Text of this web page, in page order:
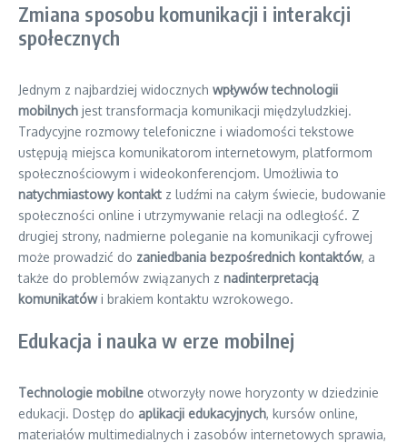
Zmiana sposobu komunikacji i interakcji
społecznych
Jednym z najbardziej widocznych wpływów technologii
mobilnych jest transformacja komunikacji międzyludzkiej.
Tradycyjne rozmowy telefoniczne i wiadomości tekstowe
ustępują miejsca komunikatorom internetowym, platformom
społecznościowym i wideokonferencjom. Umożliwia to
natychmiastowy kontakt z ludźmi na całym świecie, budowanie
społeczności online i utrzymywanie relacji na odległość. Z
drugiej strony, nadmierne poleganie na komunikacji cyfrowej
może prowadzić do zaniedbania bezpośrednich kontaktów, a
także do problemów związanych z nadinterpretacją
komunikatówi brakiem kontaktu wzrokowego.
Edukacja i nauka w erze mobilnej
Technologie mobilne otworzyły nowe horyzonty w dziedzinie
edukacji. Dostęp do aplikacji edukacyjnych, kursów online,
materiałów multimedialnych i zasobów internetowych sprawia,